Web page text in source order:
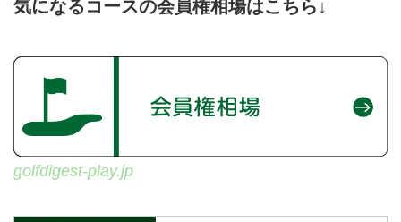
気になるコースの会員権相場はこちら↓
golfdigest-play.jp